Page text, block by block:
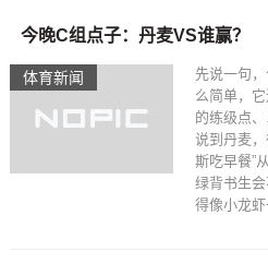
体育新闻
今晚C组点子：丹麦VS谁赢？
先说一句
么简单，
的练级点
说到丹麦
斯吃早餐”
绿背书生
得像小龙